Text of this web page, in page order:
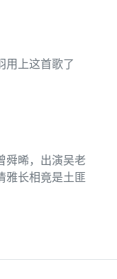
用上这首歌了
舜晞，出演吴老
雅长相竟是土匪